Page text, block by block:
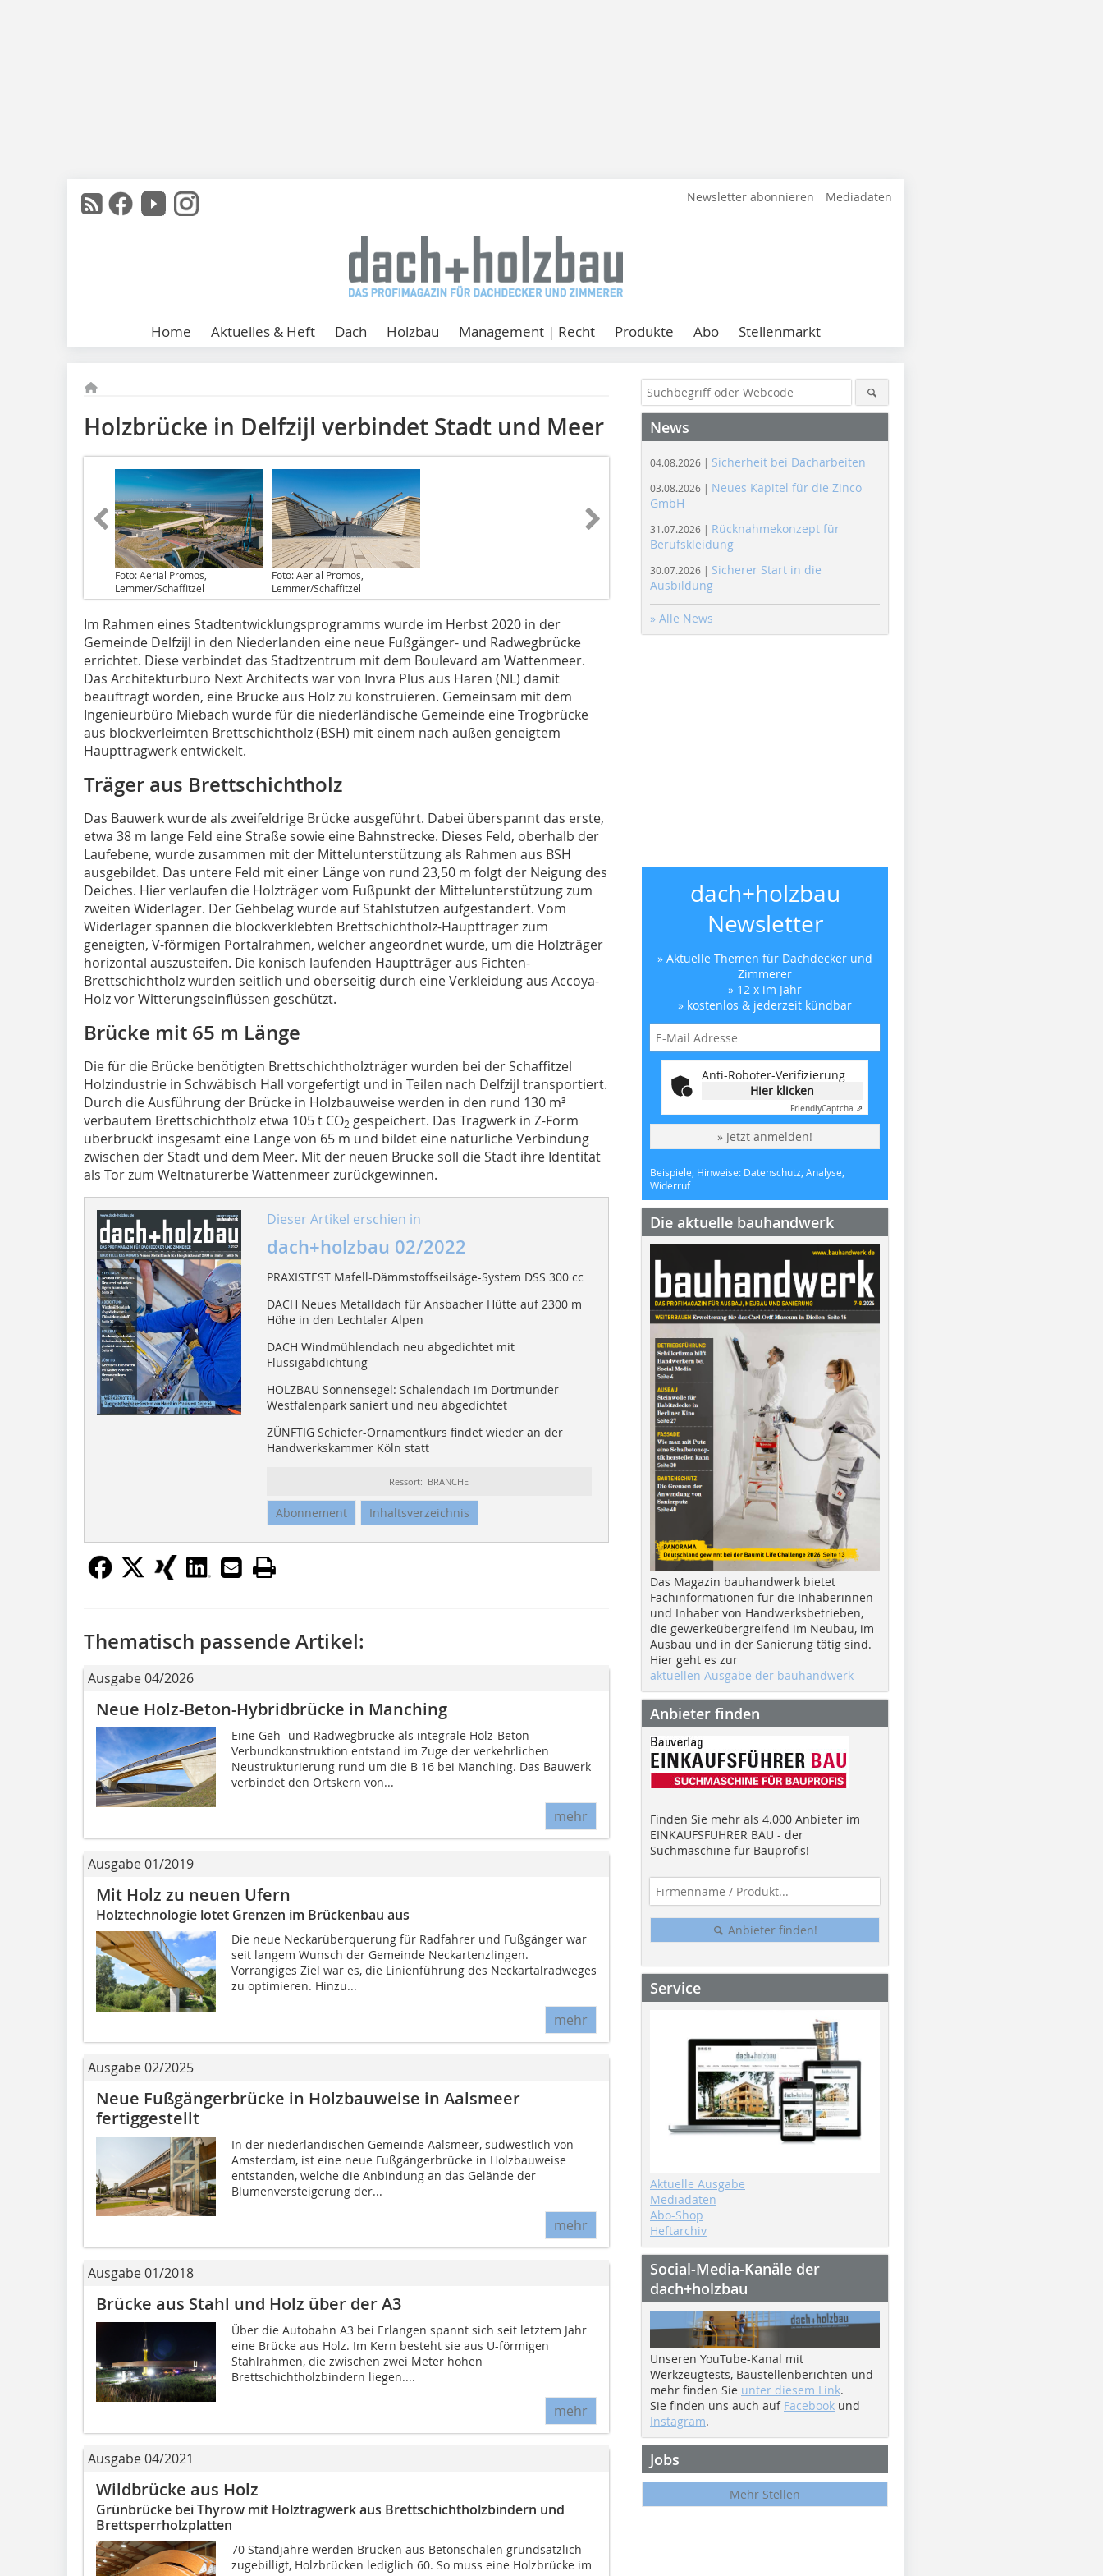
Newsletter abonnieren Mediadaten
Home Aktuelles & Heft Dach Holzbau Management | Recht Produkte Abo Stellenmarkt
Holzbrücke in Delfzijl verbindet Stadt und Meer
Foto: Aerial Promos,
Lemmer/Schaffitzel
Foto: Aerial Promos,
Lemmer/Schaffitzel
Im Rahmen eines Stadtentwicklungsprogramms wurde im Herbst 2020 in der
Gemeinde Delfzijl in den Niederlanden eine neue Fußgänger- und Radwegbrücke
errichtet. Diese verbindet das Stadtzentrum mit dem Boulevard am Wattenmeer.
Das Architekturbüro Next Architects war von Invra Plus aus Haren (NL) damit
beauftragt worden, eine Brücke aus Holz zu konstruieren. Gemeinsam mit dem
Ingenieurbüro Miebach wurde für die niederländische Gemeinde eine Trogbrücke
aus blockverleimten Brettschichtholz (BSH) mit einem nach außen geneigtem
Haupttragwerk entwickelt.
Träger aus Brettschichtholz
Das Bauwerk wurde als zweifeldrige Brücke ausgeführt. Dabei überspannt das erste,
etwa 38 m lange Feld eine Straße sowie eine Bahnstrecke. Dieses Feld, oberhalb der
Laufebene, wurde zusammen mit der Mittelunterstützung als Rahmen aus BSH
ausgebildet. Das untere Feld mit einer Länge von rund 23,50 m folgt der Neigung des
Deiches. Hier verlaufen die Holzträger vom Fußpunkt der Mittelunterstützung zum
zweiten Widerlager. Der Gehbelag wurde auf Stahlstützen aufgeständert. Vom
Widerlager spannen die blockverklebten Brettschichtholz-Hauptträger zum
geneigten, V-förmigen Portalrahmen, welcher angeordnet wurde, um die Holzträger
horizontal auszusteifen. Die konisch laufenden Hauptträger aus Fichten-
Brettschichtholz wurden seitlich und oberseitig durch eine Verkleidung aus Accoya-
Holz vor Witterungseinflüssen geschützt.
Brücke mit 65 m Länge
Die für die Brücke benötigten Brettschichtholzträger wurden bei der Schaffitzel
Holzindustrie in Schwäbisch Hall vorgefertigt und in Teilen nach Delfzijl transportiert.
Durch die Ausführung der Brücke in Holzbauweise werden in den rund 130 m³
verbautem Brettschichtholz etwa 105 t CO2 gespeichert. Das Tragwerk in Z-Form
überbrückt insgesamt eine Länge von 65 m und bildet eine natürliche Verbindung
zwischen der Stadt und dem Meer. Mit der neuen Brücke soll die Stadt ihre Identität
als Tor zum Weltnaturerbe Wattenmeer zurückgewinnen.
Dieser Artikel erschien in
dach+holzbau 02/2022
PRAXISTEST Mafell-Dämmstoffseilsäge-System DSS 300 cc
DACH Neues Metalldach für Ansbacher Hütte auf 2300 m
Höhe in den Lechtaler Alpen
DACH Windmühlendach neu abgedichtet mit
Flüssigabdichtung
HOLZBAU Sonnensegel: Schalendach im Dortmunder
Westfalenpark saniert und neu abgedichtet
ZÜNFTIG Schiefer-Ornamentkurs findet wieder an der
Handwerkskammer Köln statt
Ressort: BRANCHE
Abonnement Inhaltsverzeichnis
Thematisch passende Artikel:
Ausgabe 04/2026
Neue Holz-Beton-Hybridbrücke in Manching
Eine Geh- und Radwegbrücke als integrale Holz-Beton-
Verbundkonstruktion entstand im Zuge der verkehrlichen
Neustrukturierung rund um die B 16 bei Manching. Das Bauwerk
verbindet den Ortskern von...
mehr
Ausgabe 01/2019
Mit Holz zu neuen Ufern
Holztechnologie lotet Grenzen im Brückenbau aus
Die neue Neckarüberquerung für Radfahrer und Fußgänger war
seit langem Wunsch der Gemeinde Neckartenzlingen.
Vorrangiges Ziel war es, die Linienführung des Neckartalradweges
zu optimieren. Hinzu...
mehr
Ausgabe 02/2025
Neue Fußgängerbrücke in Holzbauweise in Aalsmeer
fertiggestellt
In der niederländischen Gemeinde Aalsmeer, südwestlich von
Amsterdam, ist eine neue Fußgängerbrücke in Holzbauweise
entstanden, welche die Anbindung an das Gelände der
Blumenversteigerung der...
mehr
Ausgabe 01/2018
Brücke aus Stahl und Holz über der A3
Über die Autobahn A3 bei Erlangen spannt sich seit letztem Jahr
eine Brücke aus Holz. Im Kern besteht sie aus U-förmigen
Stahlrahmen, die zwischen zwei Meter hohen
Brettschichtholzbindern liegen....
mehr
Ausgabe 04/2021
Wildbrücke aus Holz
Grünbrücke bei Thyrow mit Holztragwerk aus Brettschichtholzbindern und
Brettsperrholzplatten
70 Standjahre werden Brücken aus Betonschalen grundsätzlich
zugebilligt, Holzbrücken lediglich 60. So muss eine Holzbrücke im
News
04.08.2026 | Sicherheit bei Dacharbeiten
03.08.2026 | Neues Kapitel für die Zinco
GmbH
31.07.2026 | Rücknahmekonzept für
Berufskleidung
30.07.2026 | Sicherer Start in die
Ausbildung
» Alle News
dach+holzbau
Newsletter
» Aktuelle Themen für Dachdecker und
Zimmerer
» 12 x im Jahr
» kostenlos & jederzeit kündbar
Anti-Roboter-Verifizierung
Hier klicken
FriendlyCaptcha ⇗
» Jetzt anmelden!
Beispiele, Hinweise: Datenschutz, Analyse,
Widerruf
Die aktuelle bauhandwerk
Das Magazin bauhandwerk bietet
Fachinformationen für die Inhaberinnen
und Inhaber von Handwerksbetrieben,
die gewerkeübergreifend im Neubau, im
Ausbau und in der Sanierung tätig sind.
Hier geht es zur
aktuellen Ausgabe der bauhandwerk
Anbieter finden
Finden Sie mehr als 4.000 Anbieter im
EINKAUFSFÜHRER BAU - der
Suchmaschine für Bauprofis!
Anbieter finden!
Service
Aktuelle Ausgabe
Mediadaten
Abo-Shop
Heftarchiv
Social-Media-Kanäle der
dach+holzbau
Unseren YouTube-Kanal mit
Werkzeugtests, Baustellenberichten und
mehr finden Sie unter diesem Link.
Sie finden uns auch auf Facebook und
Instagram.
Jobs
Mehr Stellen